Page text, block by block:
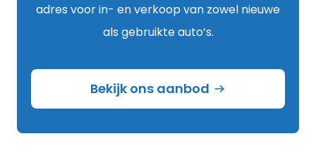
adres voor in- en verkoop van zowel nieuwe
als gebruikte auto’s.
Bekijk ons aanbod